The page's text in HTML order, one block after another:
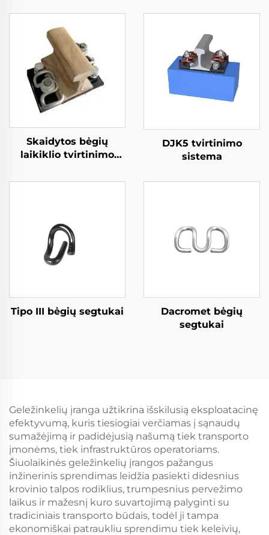
Skaidytos bėgių
laikiklio tvirtinimo
DJK5 tvirtinimo
sistema
Tipo III bėgių segtukai
Dacromet bėgių
segtukai
Geležinkelių įranga užtikrina išskilusią eksploatacinę
efektyvumą, kuris tiesiogiai verčiamas į sąnaudų
sumažėjimą ir padidėjusią našumą tiek transporto
įmonėms, tiek infrastruktūros operatoriams.
Šiuolaikinės geležinkelių įrangos pažangus
inžinerinis sprendimas leidžia pasiekti didesnius
krovinio talpos rodiklius, trumpesnius pervežimo
laikus ir mažesnį kuro suvartojimą palyginti su
tradiciniais transporto būdais, todėl ji tampa
ekonomiškai patraukliu sprendimu tiek keleivių,